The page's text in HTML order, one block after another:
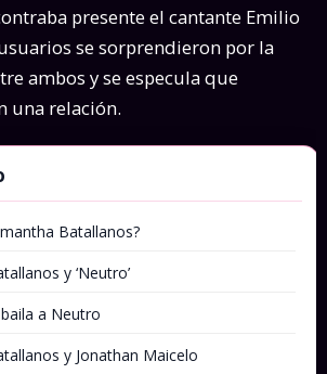
presente el cantante Emilio
se sorprendieron por la
ambos y se especula que
una relación.
Batallanos?
y ‘Neutro’
a Neutro
y Jonathan Maicelo